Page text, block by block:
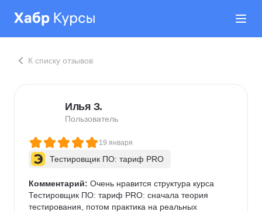
К списку отзывов
Илья З.
Пользователь
19 января
Тестировщик ПО: тариф PRO
Комментарий: Очень нравится структура курса
Тестировщик ПО: тариф PRO: сначала теория
тестирования, потом практика на реальных